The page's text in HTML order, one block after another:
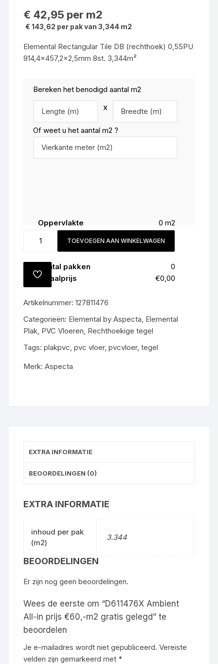
€ 42,95 per m2
€ 143,62 per pak van 3,344 m2
Elemental Rectangular Tile DB (rechthoek) 0,55PU
914,4×457,2×2,5mm 8st. 3,344m²
Bereken het benodigd aantal m2
x
Of weet u het aantal m2 ?
Oppervlakte 0 m2
Snijverlies (
m2
Totaal
0 m2
Aantal pakken
0
Totaalprijs
€0,00
Ambient
m2
gratis
gelegd
TOEVOEGEN AAN WINKELWAGEN
TOEVOEGEN
AAN
Artikelnummer:127811476
Categorieën: Elemental by Aspecta Elemental
Plak PVC Vloeren Rechthoekige tegel
Tags:plakpvc ,pvc vloer,pvcvloer,tegel
Merk:Aspecta
EXTRA INFORMATIE
BEOORDELINGEN (0)
EXTRA INFORMATIE
inhoud per pak
(m2)
3.344
BEOORDELINGEN
Er zijn nog geen beoordelingen.
Wees de eerste om “D611476X Ambient
All-in prijs €60,-m2 gratis gelegd” te
beoordelen
Je e-mailadres wordt niet gepubliceerd. Vereiste
velden zijn gemarkeerd met *